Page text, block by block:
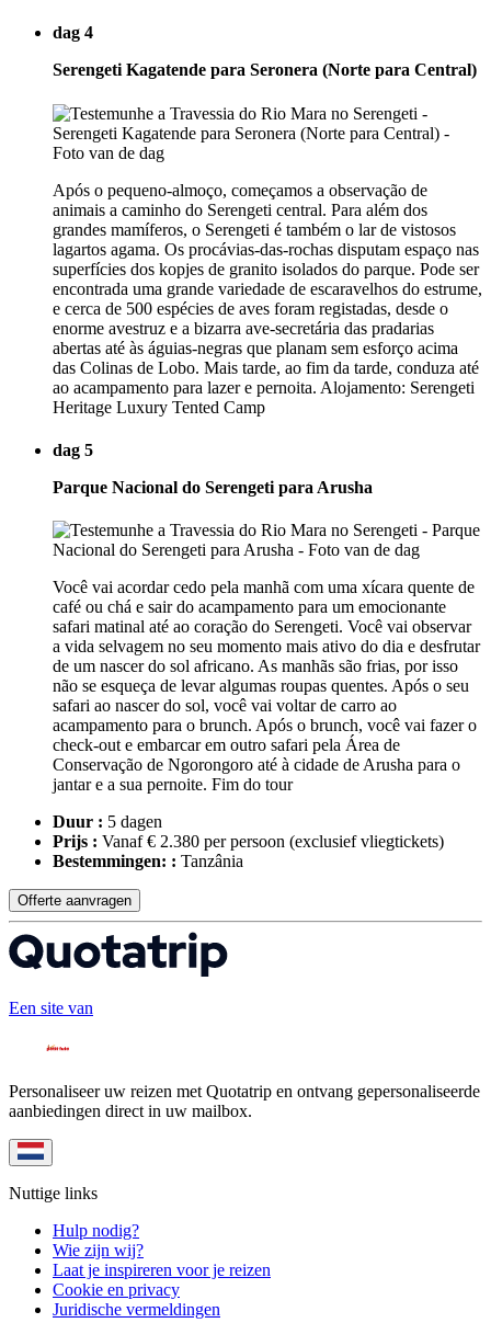
dag 4
Serengeti Kagatende para Seronera (Norte para Central)
Após o pequeno-almoço, começamos a observação de
animais a caminho do Serengeti central. Para além dos
grandes mamíferos, o Serengeti é também o lar de vistosos
lagartos agama. Os procávias-das-rochas disputam espaço nas
superfícies dos kopjes de granito isolados do parque. Pode ser
encontrada uma grande variedade de escaravelhos do estrume,
e cerca de 500 espécies de aves foram registadas, desde o
enorme avestruz e a bizarra ave-secretária das pradarias
abertas até às águias-negras que planam sem esforço acima
das Colinas de Lobo. Mais tarde, ao fim da tarde, conduza até
ao acampamento para lazer e pernoita. Alojamento: Serengeti
Heritage Luxury Tented Camp
dag 5
Parque Nacional do Serengeti para Arusha
Você vai acordar cedo pela manhã com uma xícara quente de
café ou chá e sair do acampamento para um emocionante
safari matinal até ao coração do Serengeti. Você vai observar
a vida selvagem no seu momento mais ativo do dia e desfrutar
de um nascer do sol africano. As manhãs são frias, por isso
não se esqueça de levar algumas roupas quentes. Após o seu
safari ao nascer do sol, você vai voltar de carro ao
acampamento para o brunch. Após o brunch, você vai fazer o
check-out e embarcar em outro safari pela Área de
Conservação de Ngorongoro até à cidade de Arusha para o
jantar e a sua pernoite. Fim do tour
Duur : 5 dagen
Prijs : Vanaf € 2.380 per persoon (exclusief vliegtickets)
Bestemmingen: : Tanzânia
Offerte aanvragen
Een site van
Personaliseer uw reizen met Quotatrip en ontvang gepersonaliseerde
aanbiedingen direct in uw mailbox.
Nuttige links
Hulp nodig?
Wie zijn wij?
Laat je inspireren voor je reizen
Cookie en privacy
Juridische vermeldingen